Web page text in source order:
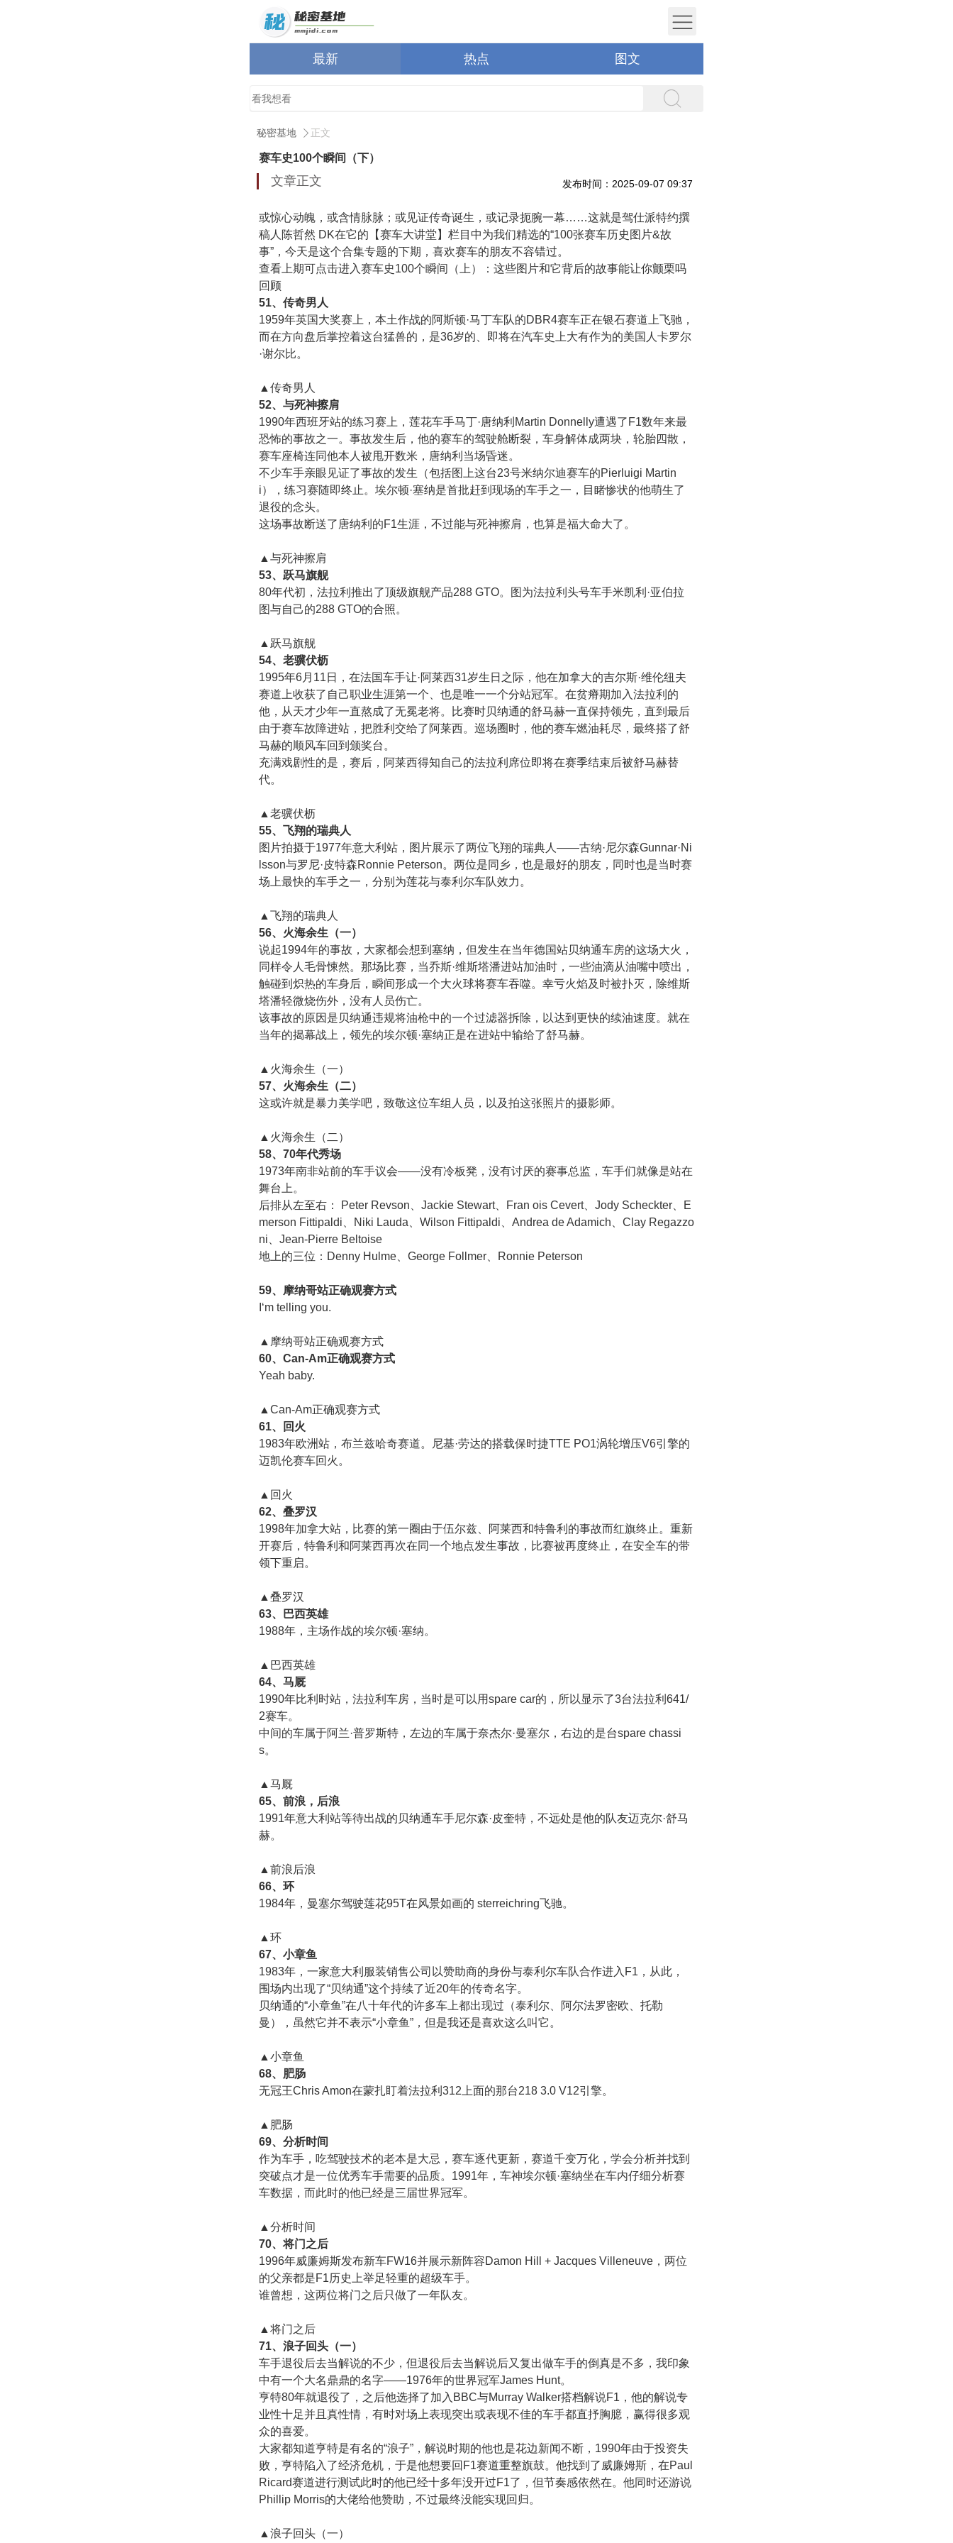
最新 热点 图文
秘密基地 正文
赛车史100个瞬间（下）
文章正文 发布时间：2025-09-07 09:37
或惊心动魄，或含情脉脉；或见证传奇诞生，或记录扼腕一幕……这就是驾仕派特约撰
稿人陈哲然 DK在它的【赛车大讲堂】栏目中为我们精选的“100张赛车历史图片&故
事”，今天是这个合集专题的下期，喜欢赛车的朋友不容错过。
查看上期可点击进入赛车史100个瞬间（上）：这些图片和它背后的故事能让你颤栗吗
回顾
51、传奇男人
1959年英国大奖赛上，本土作战的阿斯顿·马丁车队的DBR4赛车正在银石赛道上飞驰，
而在方向盘后掌控着这台猛兽的，是36岁的、即将在汽车史上大有作为的美国人卡罗尔
·谢尔比。
▲传奇男人
52、与死神擦肩
1990年西班牙站的练习赛上，莲花车手马丁·唐纳利Martin Donnelly遭遇了F1数年来最
恐怖的事故之一。事故发生后，他的赛车的驾驶舱断裂，车身解体成两块，轮胎四散，
赛车座椅连同他本人被甩开数米，唐纳利当场昏迷。
不少车手亲眼见证了事故的发生（包括图上这台23号米纳尔迪赛车的Pierluigi Martin
i），练习赛随即终止。埃尔顿·塞纳是首批赶到现场的车手之一，目睹惨状的他萌生了
退役的念头。
这场事故断送了唐纳利的F1生涯，不过能与死神擦肩，也算是福大命大了。
▲与死神擦肩
53、跃马旗舰
80年代初，法拉利推出了顶级旗舰产品288 GTO。图为法拉利头号车手米凯利·亚伯拉
图与自己的288 GTO的合照。
▲跃马旗舰
54、老骥伏枥
1995年6月11日，在法国车手让·阿莱西31岁生日之际，他在加拿大的吉尔斯·维伦纽夫
赛道上收获了自己职业生涯第一个、也是唯一一个分站冠军。在贫瘠期加入法拉利的
他，从天才少年一直熬成了无冕老将。比赛时贝纳通的舒马赫一直保持领先，直到最后
由于赛车故障进站，把胜利交给了阿莱西。巡场圈时，他的赛车燃油耗尽，最终搭了舒
马赫的顺风车回到颁奖台。
充满戏剧性的是，赛后，阿莱西得知自己的法拉利席位即将在赛季结束后被舒马赫替
代。
▲老骥伏枥
55、飞翔的瑞典人
图片拍摄于1977年意大利站，图片展示了两位飞翔的瑞典人——古纳·尼尔森Gunnar·Ni
lsson与罗尼·皮特森Ronnie Peterson。两位是同乡，也是最好的朋友，同时也是当时赛
场上最快的车手之一，分别为莲花与泰利尔车队效力。
▲飞翔的瑞典人
56、火海余生（一）
说起1994年的事故，大家都会想到塞纳，但发生在当年德国站贝纳通车房的这场大火，
同样令人毛骨悚然。那场比赛，当乔斯·维斯塔潘进站加油时，一些油滴从油嘴中喷出，
触碰到炽热的车身后，瞬间形成一个大火球将赛车吞噬。幸亏火焰及时被扑灭，除维斯
塔潘轻微烧伤外，没有人员伤亡。
该事故的原因是贝纳通违规将油枪中的一个过滤器拆除，以达到更快的续油速度。就在
当年的揭幕战上，领先的埃尔顿·塞纳正是在进站中输给了舒马赫。
▲火海余生（一）
57、火海余生（二）
这或许就是暴力美学吧，致敬这位车组人员，以及拍这张照片的摄影师。
▲火海余生（二）
58、70年代秀场
1973年南非站前的车手议会——没有冷板凳，没有讨厌的赛事总监，车手们就像是站在
舞台上。
后排从左至右： Peter Revson、Jackie Stewart、Fran ois Cevert、Jody Scheckter、E
merson Fittipaldi、Niki Lauda、Wilson Fittipaldi、Andrea de Adamich、Clay Regazzo
ni、Jean-Pierre Beltoise
地上的三位：Denny Hulme、George Follmer、Ronnie Peterson
59、摩纳哥站正确观赛方式
I‘m telling you.
▲摩纳哥站正确观赛方式
60、Can-Am正确观赛方式
Yeah baby.
▲Can-Am正确观赛方式
61、回火
1983年欧洲站，布兰兹哈奇赛道。尼基·劳达的搭载保时捷TTE PO1涡轮增压V6引擎的
迈凯伦赛车回火。
▲回火
62、叠罗汉
1998年加拿大站，比赛的第一圈由于伍尔兹、阿莱西和特鲁利的事故而红旗终止。重新
开赛后，特鲁利和阿莱西再次在同一个地点发生事故，比赛被再度终止，在安全车的带
领下重启。
▲叠罗汉
63、巴西英雄
1988年，主场作战的埃尔顿·塞纳。
▲巴西英雄
64、马厩
1990年比利时站，法拉利车房，当时是可以用spare car的，所以显示了3台法拉利641/
2赛车。
中间的车属于阿兰·普罗斯特，左边的车属于奈杰尔·曼塞尔，右边的是台spare chassi
s。
▲马厩
65、前浪，后浪
1991年意大利站等待出战的贝纳通车手尼尔森·皮奎特，不远处是他的队友迈克尔·舒马
赫。
▲前浪后浪
66、环
1984年，曼塞尔驾驶莲花95T在风景如画的 sterreichring飞驰。
▲环
67、小章鱼
1983年，一家意大利服装销售公司以赞助商的身份与泰利尔车队合作进入F1，从此，
围场内出现了“贝纳通”这个持续了近20年的传奇名字。
贝纳通的“小章鱼”在八十年代的许多车上都出现过（泰利尔、阿尔法罗密欧、托勒
曼），虽然它并不表示“小章鱼”，但是我还是喜欢这么叫它。
▲小章鱼
68、肥肠
无冠王Chris Amon在蒙扎盯着法拉利312上面的那台218 3.0 V12引擎。
▲肥肠
69、分析时间
作为车手，吃驾驶技术的老本是大忌，赛车逐代更新，赛道千变万化，学会分析并找到
突破点才是一位优秀车手需要的品质。1991年，车神埃尔顿·塞纳坐在车内仔细分析赛
车数据，而此时的他已经是三届世界冠军。
▲分析时间
70、将门之后
1996年威廉姆斯发布新车FW16并展示新阵容Damon Hill + Jacques Villeneuve，两位
的父亲都是F1历史上举足轻重的超级车手。
谁曾想，这两位将门之后只做了一年队友。
▲将门之后
71、浪子回头（一）
车手退役后去当解说的不少，但退役后去当解说后又复出做车手的倒真是不多，我印象
中有一个大名鼎鼎的名字——1976年的世界冠军James Hunt。
亨特80年就退役了，之后他选择了加入BBC与Murray Walker搭档解说F1，他的解说专
业性十足并且真性情，有时对场上表现突出或表现不佳的车手都直抒胸臆，赢得很多观
众的喜爱。
大家都知道亨特是有名的“浪子”，解说时期的他也是花边新闻不断，1990年由于投资失
败，亨特陷入了经济危机，于是他想要回F1赛道重整旗鼓。他找到了威廉姆斯，在Paul
Ricard赛道进行测试此时的他已经十多年没开过F1了，但节奏感依然在。他同时还游说
Phillip Morris的大佬给他赞助，不过最终没能实现回归。
▲浪子回头（一）